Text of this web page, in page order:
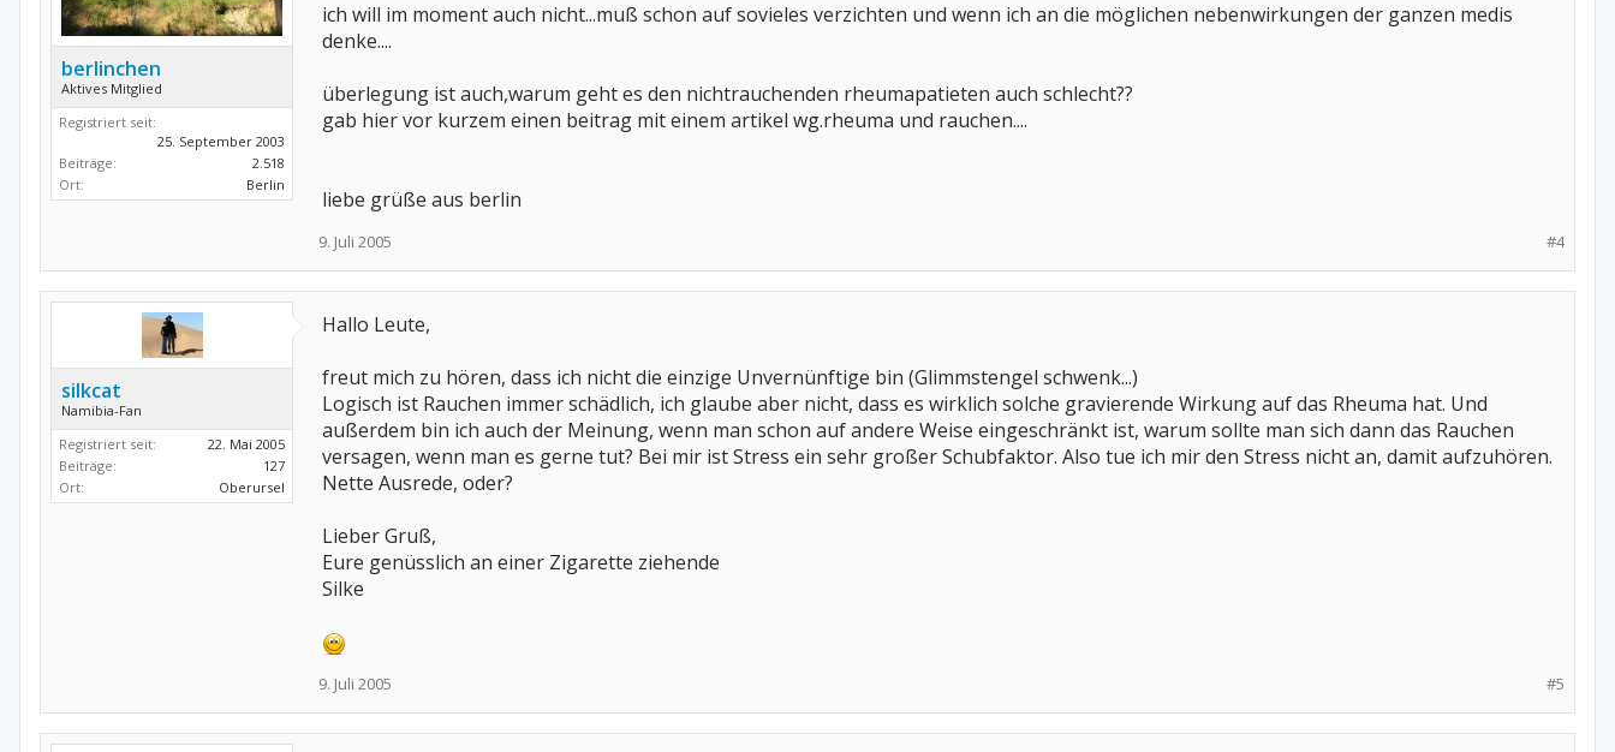
berlinchen
Aktives Mitglied
Registriert seit:
25. September 2003
Beiträge:
2.518
Ort:
Berlin
ich will im moment auch nicht...muß schon auf sovieles verzichten und wenn ich an die möglichen nebenwirkungen der ganzen medis
denke....
überlegung ist auch,warum geht es den nichtrauchenden rheumapatieten auch schlecht??
gab hier vor kurzem einen beitrag mit einem artikel wg.rheuma und rauchen....
liebe grüße aus berlin
#4
9. Juli 2005
silkcat
Namibia-Fan
Registriert seit:
22. Mai 2005
Beiträge:
127
Ort:
Oberursel
Hallo Leute,
freut mich zu hören, dass ich nicht die einzige Unvernünftige bin (Glimmstengel schwenk...)
Logisch ist Rauchen immer schädlich, ich glaube aber nicht, dass es wirklich solche gravierende Wirkung auf das Rheuma hat. Und
außerdem bin ich auch der Meinung, wenn man schon auf andere Weise eingeschränkt ist, warum sollte man sich dann das Rauchen
versagen, wenn man es gerne tut? Bei mir ist Stress ein sehr großer Schubfaktor. Also tue ich mir den Stress nicht an, damit aufzuhören.
Nette Ausrede, oder?
Lieber Gruß,
Eure genüsslich an einer Zigarette ziehende
Silke
#5
9. Juli 2005